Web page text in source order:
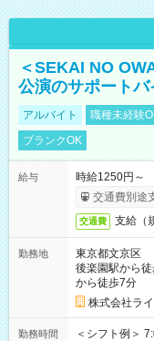
＜SEKAI NO
公演のサポートバ
アルバイト 職種未経験
ブランクOK
給与
時給1250円～
交通費別途
交通費 支給（
勤務地
東京都文京区
後楽園駅から
から徒歩7分
株式会社ラ
勤務時間
＜シフト例＞ 7:00～